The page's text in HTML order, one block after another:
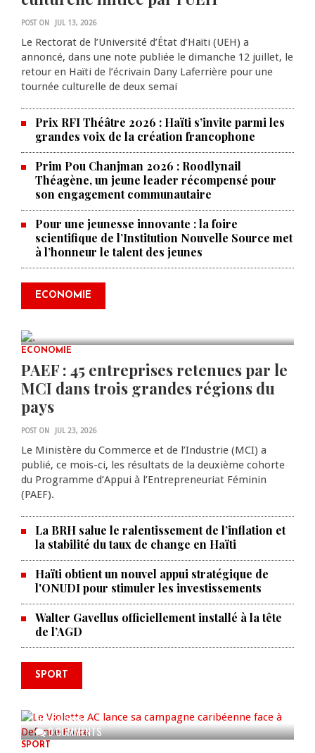
POST ON JUL 13, 2026
Le Rectorat de l’Université d’État d’Haïti (UEH) a
annoncé, dans une note publiée le dimanche 12 juillet, le
retour en Haïti de l’écrivain Dany Laferrière pour une
tournée culturelle de deux semai
Prix RFI Théâtre 2026 : Haïti s’invite parmi les
grandes voix de la création francophone
Prim Pou Chanjman 2026 : Roodlynail
Théagène, un jeune leader récompensé pour
son engagement communautaire
Pour une jeunesse innovante : la foire
scientifique de l’Institution Nouvelle Source met
à l’honneur le talent des jeunes
ECONOMIE
0 COMMENTS
Produire le savoir pour
transformer Haïti : BRH lance la
2ᵉ édition de ses Journées
scientifiques
ECONOMIE
PAEF : 45 entreprises retenues par le
MCI dans trois grandes régions du
pays
POST ON JUL 23, 2026
Le Ministère du Commerce et de l’Industrie (MCI) a
publié, ce mois-ci, les résultats de la deuxième cohorte
du Programme d’Appui à l’Entrepreneuriat Féminin
(PAEF).
La BRH salue le ralentissement de l’inflation et
la stabilité du taux de change en Haïti
Haïti obtient un nouvel appui stratégique de
l'ONUDI pour stimuler les investissements
Walter Gavellus officiellement installé à la tête
de l’AGD
SPORT
0 COMMENTS
Le Violette AC lance sa campagne
AUG 04, 2026
SPORT